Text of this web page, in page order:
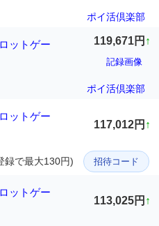
ポイ活倶楽部
ットゲー
119,671円 ↑
記録画像
ポイ活倶楽部
ットゲー
117,012円 ↑
録で最大130円) 招待コード
ットゲー
113,025円 ↑